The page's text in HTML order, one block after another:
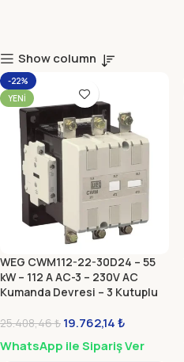
Show column
-22%
YENI
WEG CWM112-22-30D24 – 55
kW – 112 A AC-3 – 230V AC
Kumanda Devresi – 3 Kutuplu
25.408,46₺ 19.762,14₺
WhatsApp ile Sipariş Ver